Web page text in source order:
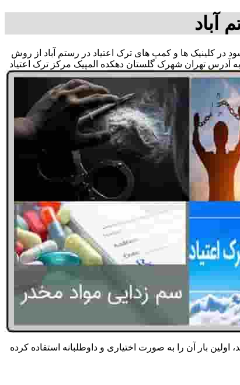
آباد
در کلینیک ها و کمپ های ترک اعتیاد در رستم آباد از روش
آدرس تهران شهرک گلستان دهکده المپیک مرکز ترک اعتیاد
بار آن را به صورت اختیاری و داوطلبانه استفاده کرده